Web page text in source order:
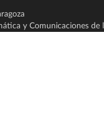
y Comunicaciones de